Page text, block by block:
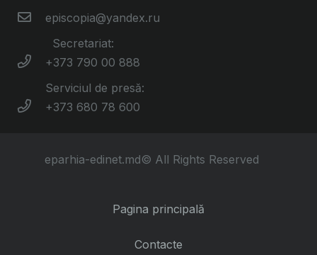
episcopia@yandex.ru
Secretariat:
+373 790 00 888
Serviciul de presă:
+373 680 78 600
eparhia-edinet.md© All Rights Reserved
Pagina principală
Contacte